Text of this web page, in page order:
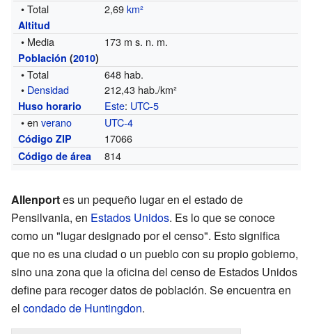
• Total 2,69km²
Altitud
• Media 173 m s. n. m.
Población (2010)
• Total
648 hab.
• Densidad 212,43 hab./km²
Huso horario Este: UTC-5
• enverano UTC-4
Código ZIP 17066
Código de área 814
Allenportes un pequeño lugar en el estado de
Pensilvania, en Estados Unidos. Es lo que se conoce
como un "lugar designado por el censo". Esto significa
que no es una ciudad o un pueblo con su propio gobierno,
sino una zona que la oficina del censo de Estados Unidos
define para recoger datos de población. Se encuentra en
el condado de Huntingdon.